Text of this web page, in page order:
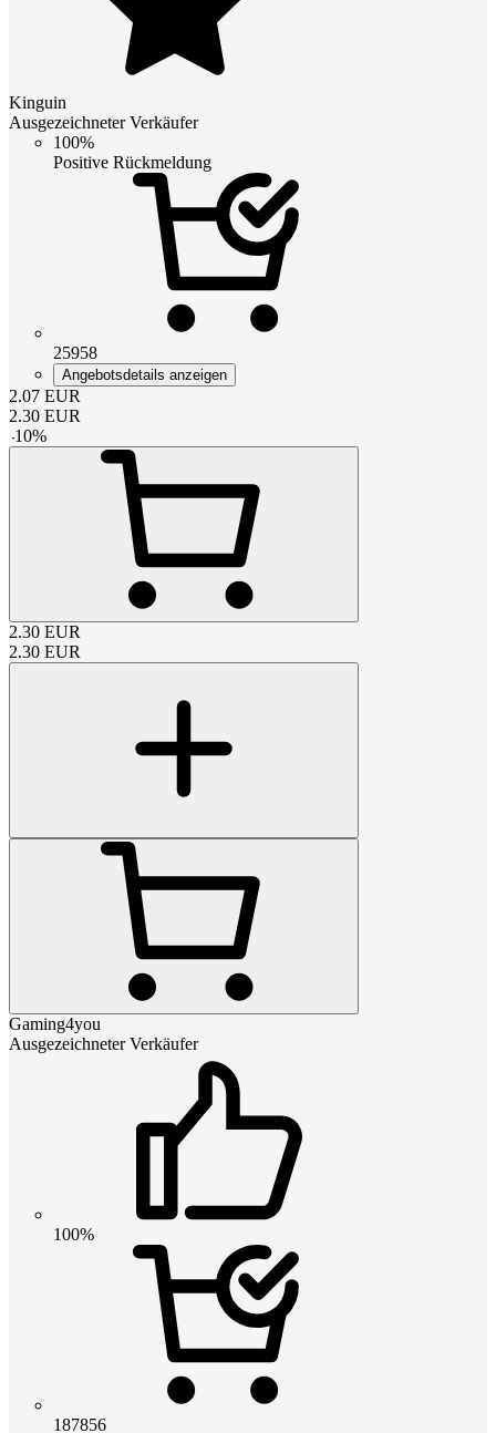
Kinguin
Ausgezeichneter Verkäufer
100%
Positive Rückmeldung
25958
Angebotsdetails anzeigen
2.07 EUR
2.30 EUR
-10%
2.30 EUR
2.30 EUR
Gaming4you
Ausgezeichneter Verkäufer
100%
187856